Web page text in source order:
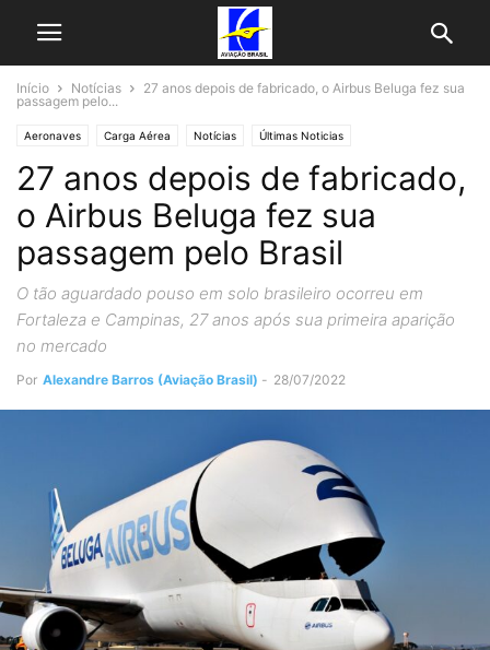
Início Notícias
27 anos depois de fabricado, o Airbus Beluga fez sua
passagem pelo...
Aeronaves Carga Aérea Notícias Últimas Noticias
27 anos depois de fabricado,
o Airbus Beluga fez sua
passagem pelo Brasil
O tão aguardado pouso em solo brasileiro ocorreu em
Fortaleza e Campinas, 27 anos após sua primeira aparição
no mercado
Por Alexandre Barros (Aviação Brasil) - 28/07/2022